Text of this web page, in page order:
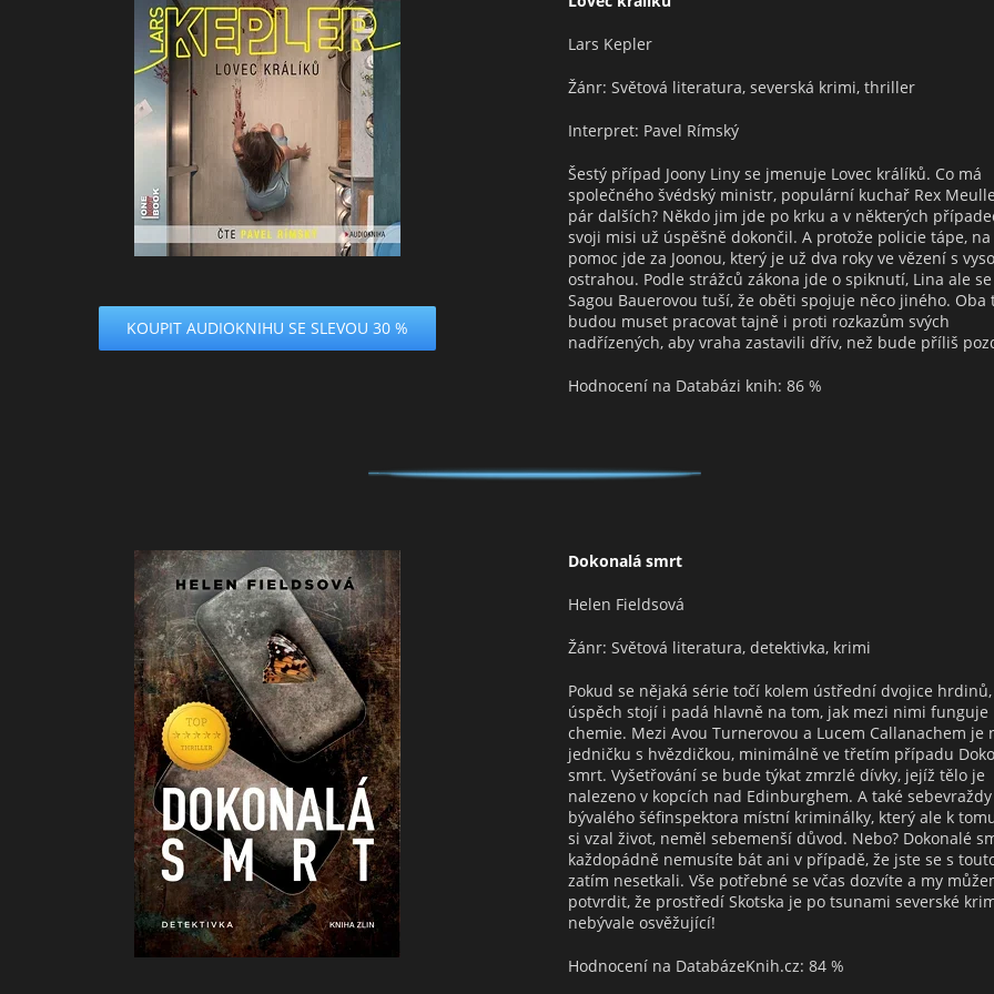
KOUPIT AUDIOKNIHU SE SLEVOU 30 %
Lars Kepler
Žánr: Světová literatura, severská krimi, thriller
Interpret: Pavel Rímský
Šestý případ Joony Liny se jmenuje Lovec králíků. Co má
společného švédský ministr, populární kuchař Rex
pár dalších? Někdo jim jde po krku a v některých
svoji misi už úspěšně dokončil. A protože policie tápe, na
pomoc jde za Joonou, který je už dva roky ve vězení s
ostrahou. Podle strážců zákona jde o spiknutí, Lina ale se
Sagou Bauerovou tuší, že oběti spojuje něco jiného. Oba
budou muset pracovat tajně i proti rozkazům svých
nadřízených, aby vraha zastavili dřív, než bude příliš
Hodnocení na Databázi knih: 86 %
Dokonalá smrt
Helen Fieldsová
Žánr: Světová literatura, detektivka, krimi
Pokud se nějaká série točí kolem ústřední dvojice
úspěch stojí i padá hlavně na tom, jak mezi nimi funguje
chemie. Mezi Avou Turnerovou a Lucem Callanachem je
jedničku s hvězdičkou, minimálně ve třetím případu
smrt. Vyšetřování se bude týkat zmrzlé dívky, jejíž tělo je
nalezeno v kopcích nad Edinburghem. A také sebevraždy
bývalého šéfinspektora místní kriminálky, který ale k
si vzal život, neměl sebemenší důvod. Nebo? Dokonalé
každopádně nemusíte bát ani v případě, že jste se s
zatím nesetkali. Vše potřebné se včas dozvíte a my
potvrdit, že prostředí Skotska je po tsunami severské
nebývale osvěžující!
Hodnocení na DatabázeKnih.cz: 84 %